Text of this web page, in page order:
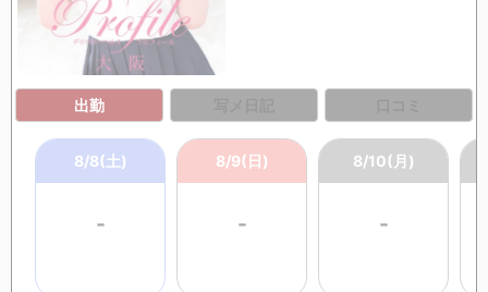
出勤
8/8(土)
-
8/9(日)
-
8/10(月)
-